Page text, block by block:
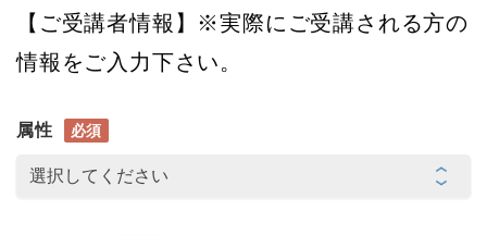
【ご受講者情報】※実際にご受講される方の
情報をご入力下さい。
属性 必須